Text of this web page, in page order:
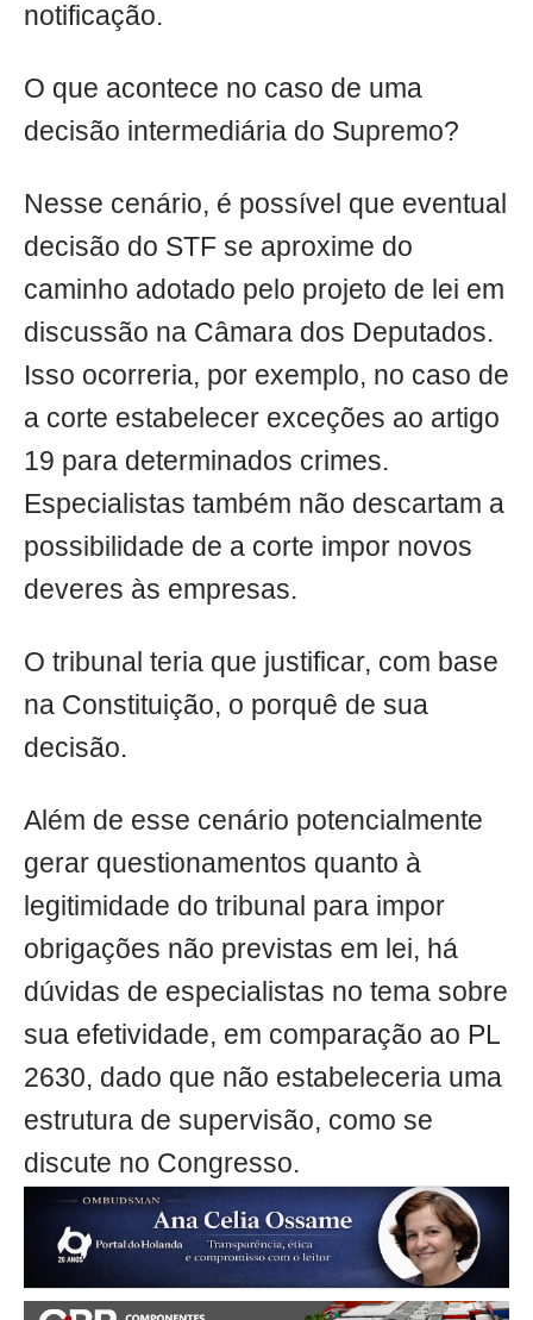
notificação.
O que acontece no caso de uma
decisão intermediária do Supremo?
Nesse cenário, é possível que eventual
decisão do STF se aproxime do
caminho adotado pelo projeto de lei em
discussão na Câmara dos Deputados.
Isso ocorreria, por exemplo, no caso de
a corte estabelecer exceções ao artigo
19 para determinados crimes.
Especialistas também não descartam a
possibilidade de a corte impor novos
deveres às empresas.
O tribunal teria que justificar, com base
na Constituição, o porquê de sua
decisão.
Além de esse cenário potencialmente
gerar questionamentos quanto à
legitimidade do tribunal para impor
obrigações não previstas em lei, há
dúvidas de especialistas no tema sobre
sua efetividade, em comparação ao PL
2630, dado que não estabeleceria uma
estrutura de supervisão, como se
discute no Congresso.